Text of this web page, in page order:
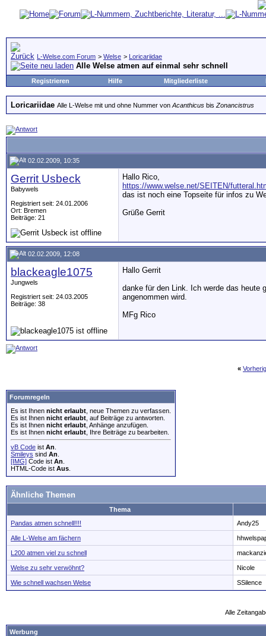
L-Welse.com Forum > Welse > Loricariidae
Alle Welse atmen auf einmal sehr schnell
Registrieren Hilfe Mitgliederliste
Loricariidae Alle L-Welse mit und ohne Nummer von Acanthicus bis Zonancistrus
02.02.2009, 10:35
Gerrit Usbeck
Babywels
Registriert seit: 24.01.2006
Ort: Bremen
Beiträge: 21
Hallo Rico,
https://www.welse.net/SEITEN/
das ist noch eine Topseite für infos zu
Grüße Gerrit
02.02.2009, 12:08
blackeagle1075
Jungwels
Registriert seit: 24.03.2005
Beiträge: 38
Hallo Gerrit
danke für den Link. Ich werde das heute
angenommen wird.
MFg Rico
«
Forumregeln
Es ist Ihnen nicht erlaubt , neue Themen zu verfassen.
Es ist Ihnen nicht erlaubt , auf Beiträge zu antworten.
Es ist Ihnen nicht erlaubt , Anhänge anzufügen.
Es ist Ihnen nicht erlaubt , Ihre Beiträge zu bearbeiten.
vB Code ist An
Smileys sind An
[IMG] Code ist An
HTML-Code ist Aus
Ähnliche Themen
Thema
Pandas atmen schnell!!!!
Andy25
Alle L-Welse am fächern
L200 atmen viel zu schnell
Welse zu sehr verwöhnt? Nicole
Wie schnell wachsen Welse SSilence
Alle
Werbung